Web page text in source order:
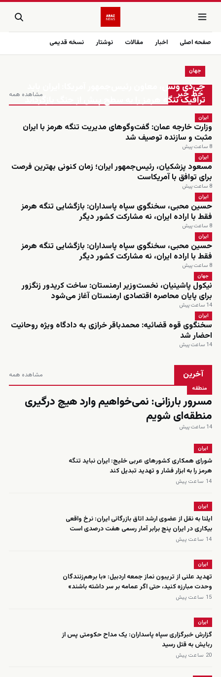
صفحه اصلی اخبار مقالات نوشتار نسخه قدیمی
زنده
خط خبر مشاهده همه
جهان
جی‌دی ونس، معاون رئیس‌جمهور آمریکا: ایران باید
ترافیک تنگه هرمز را به سطح پیش از جنگ بازگرداند
ایران
وزارت خارجه عمان: گفت‌وگوهای مدیریت تنگه هرمز با ایران
مثبت و سازنده توصیف شد
8 ساعت پیش
ایران
مسعود پزشکیان، رئیس‌جمهور ایران؛ زمان کنونی بهترین فرصت
برای توافق با آمریکاست
8 ساعت پیش
ایران
حسین محبی، سخنگوی سپاه پاسداران: بازگشایی تنگه هرمز
فقط با اراده ایران، نه مشارکت کشور دیگر
8 ساعت پیش
ایران
حسین محبی، سخنگوی سپاه پاسداران: بازگشایی تنگه هرمز
فقط با اراده ایران، نه مشارکت کشور دیگر
8 ساعت پیش
جهان
نیکول پاشینیان، نخست‌وزیر ارمنستان: ساخت کریدور زنگزور
برای پایان محاصره اقتصادی ارمنستان آغاز می‌شود
14 ساعت پیش
ایران
سخنگوی قوه قضائیه: محمدباقر خرازی به دادگاه ویژه روحانیت
احضار شد
14 ساعت پیش
آخرین مشاهده همه
منطقه
مسرور بارزانی: نمی‌خواهیم وارد هیچ درگیری
منطقه‌ای شویم
14 ساعت پیش
ایران
شورای همکاری کشورهای عربی خلیج: ایران نباید تنگه
هرمز را به ابزار فشار و تهدید تبدیل کند
14 ساعت پیش
ایران
ایلنا به نقل از عضوی ارشد اتاق بازرگانی ایران: نرخ واقعی
بیکاری در ایران پنج برابر آمار رسمی هفت درصدی است
14 ساعت پیش
ایران
تهدید علنی از تریبون نماز جمعه اردبیل: «با برهم‌زنندگان
وحدت مبارزه کنید، حتی اگر عمامه بر سر داشته باشند»
15 ساعت پیش
ایران
گزارش خبرگزاری سپاه پاسداران: یک مداح حکومتی پس از
ربایش به قتل رسید
20 ساعت پیش